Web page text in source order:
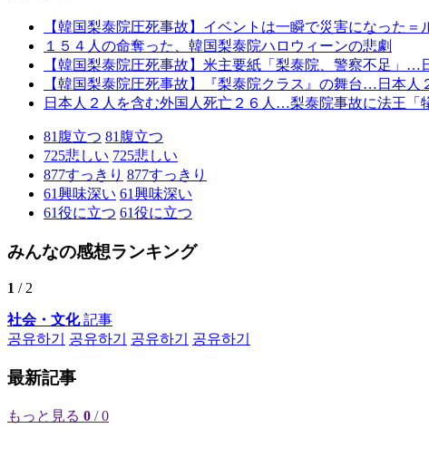
【韓国梨泰院圧死事故】イベントは一瞬で災害になった＝
１５４人の命奪った、韓国梨泰院ハロウィーンの悲劇
【韓国梨泰院圧死事故】米主要紙「梨泰院、警察不足」…
【韓国梨泰院圧死事故】『梨泰院クラス』の舞台…日本人
日本人２人を含む外国人死亡２６人…梨泰院事故に法王「
81 腹立つ 81 腹立つ
725悲しい 725悲しい
877すっきり 877すっきり
61興味深い 61興味深い
61役に立つ 61役に立つ
みんなの感想ランキング
1 / 2
社会・文化記事
공유하기
공유하기 공유하기 공유하기
最新記事
もっと見る 0 / 0